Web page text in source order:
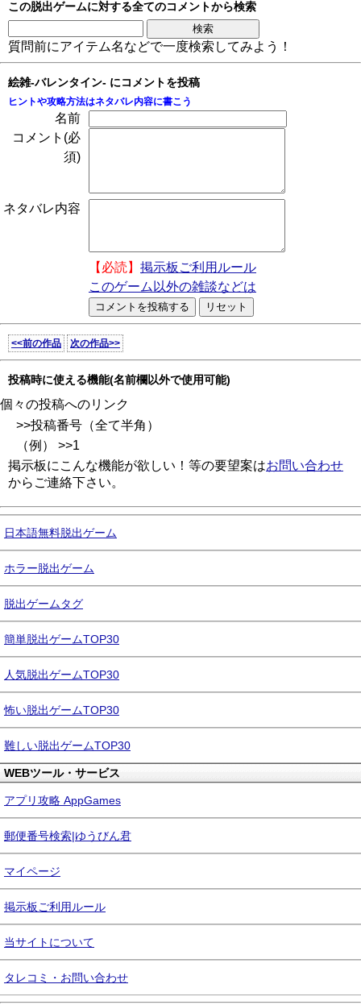
この脱出ゲームに対する全てのコメントから検索
質問前にアイテム名などで一度検索してみよう！
絵雑-バレンタイン- にコメントを投稿
ヒントや攻略方法はネタバレ内容に書こう
名前
コメント(必
須)
ネタバレ内容
【必読】 掲示板ご利用ルール
このゲーム以外の雑談などは
<<前の作品 次の作品>>
投稿時に使える機能(名前欄以外で使用可能)
個々の投稿へのリンク
>>投稿番号（全て半角）
（例） >>1
掲示板にこんな機能が欲しい！等の要望案はお問い合わせ
からご連絡下さい。
日本語無料脱出ゲーム
ホラー脱出ゲーム
脱出ゲームタグ
簡単脱出ゲームTOP30
人気脱出ゲームTOP30
怖い脱出ゲームTOP30
難しい脱出ゲームTOP30
WEBツール・サービス
アプリ攻略 AppGames
郵便番号検索|ゆうびん君
マイページ
掲示板ご利用ルール
当サイトについて
タレコミ・お問い合わせ